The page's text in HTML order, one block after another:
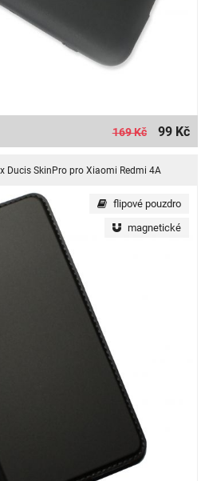
169 Kč 99 Kč
Ducis SkinPro pro Xiaomi Redmi 4A
flipové pouzdro
magnetické